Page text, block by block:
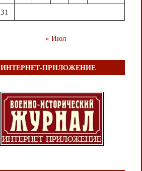
31
« Июл
ИНТЕРНЕТ-ПРИЛОЖЕНИЕ